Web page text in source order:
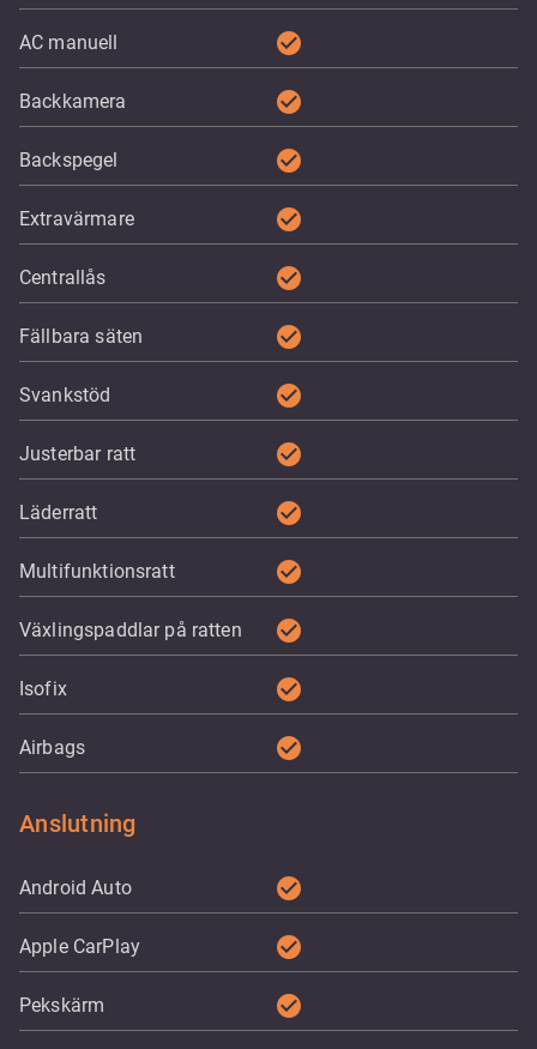
AC manuell check_circle
Backkamera check_circle
Backspegel check_circle
Extravärmare check_circle
Centrallås check_circle
Fällbara säten check_circle
Svankstöd check_circle
Justerbar ratt check_circle
Läderratt check_circle
Multifunktionsratt check_circle
Växlingspaddlar på ratten check_circle
Isofix check_circle
Airbags check_circle
Anslutning
Android Auto check_circle
Apple CarPlay check_circle
Pekskärm check_circle